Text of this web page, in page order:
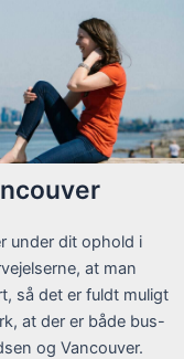
under dit ophold i
at man
så det er fuldt muligt
at der er både bus-
og Vancouver.